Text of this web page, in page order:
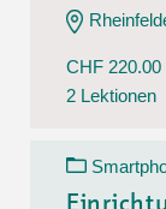
CHF 220.00
2 Lektionen